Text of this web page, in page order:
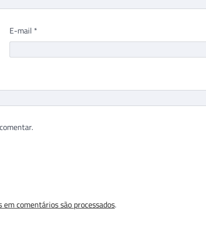
E-mail *
em comentários são processados.